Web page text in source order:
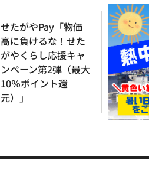
せたがやPay「物価
高に負けるな！せた
がやくらし応援キャ
ンペーン第2弾（最大
10％ポイント還
元）」